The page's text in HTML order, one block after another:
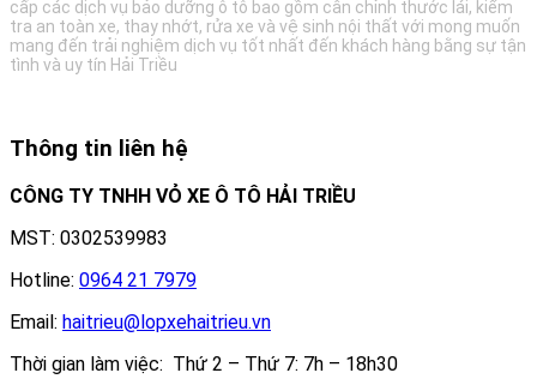
cấp các dịch vụ bảo dưỡng ô tô bao gồm cân chỉnh thước lái, kiểm
tra an toàn xe, thay nhớt, rửa xe và vệ sinh nội thất với mong muốn
mang đến trải nghiệm dịch vụ tốt nhất đến khách hàng bằng sự tận
tình và uy tín Hải Triều
Thông tin liên hệ
CÔNG TY TNHH VỎ XE Ô TÔ HẢI TRIỀU
MST: 0302539983
Hotline: 0964 21 7979
Email: haitrieu@lopxehaitrieu.vn
Thời gian làm việc: Thứ 2 – Thứ 7: 7h – 18h30